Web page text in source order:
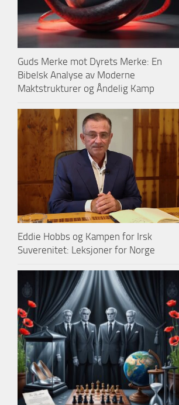
Guds Merke mot Dyrets Merke: En
Bibelsk Analyse av Moderne
Maktstrukturer og Åndelig Kamp
Eddie Hobbs og Kampen for Irsk
Suverenitet: Leksjoner for Norge